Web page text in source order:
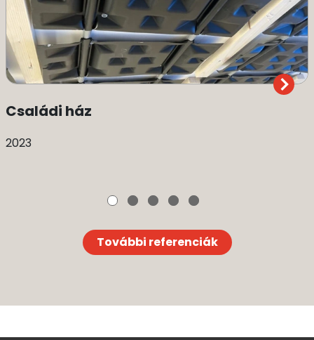
Családi ház
2023
További referenciák